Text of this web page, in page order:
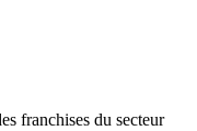
franchises du secteur